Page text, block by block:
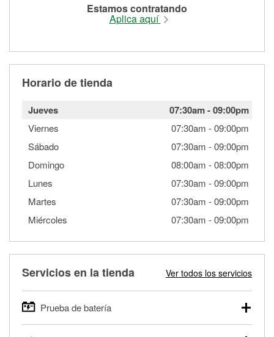
Estamos contratando
Aplica aquí
Horario de tienda
Jueves 07:30am-09:00pm
Viernes 07:30am -09:00pm
Sábado
07:30am -09:00pm
Domingo
08:00am -08:00pm
Lunes
07:30am -09:00pm
Martes
07:30am -09:00pm
Miércoles
07:30am -09:00pm
Servicios en la tienda Ver todos los servicios
Prueba de batería